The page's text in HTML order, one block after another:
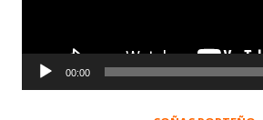
00:00